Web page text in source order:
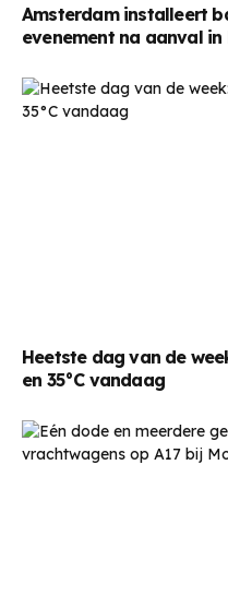
Amsterdam installeert
evenement na aanval in
Heetste dag van de
en 35°C vandaag